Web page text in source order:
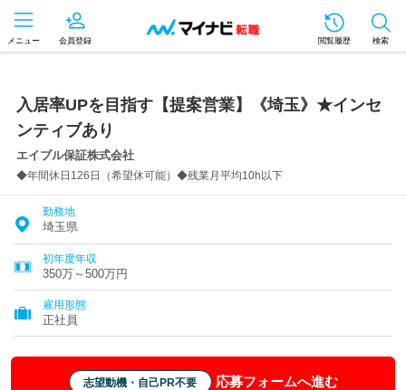
メニュー 会員登録 閲覧履歴 検索
入居率UPを目指す【提案営業】《埼玉》★インセ
ンティブあり
エイブル保証株式会社
◆年間休日126日（希望休可能）◆残業月平均10h以下
勤務地
埼玉県
初年度年収
350万～500万円
雇用形態
正社員
志望動機・自己PR不要 応募フォームへ進む